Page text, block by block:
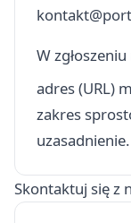
W
adres (URL)
zakres
uzasadnienie.
Skontaktuj się z